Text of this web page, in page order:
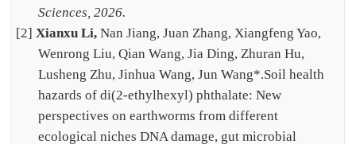
Sciences, 2026.
[2]Xianxu Li, Nan Jiang, Juan Zhang, Xiangfeng Yao,
Wenrong Liu, Qian Wang, Jia Ding, Zhuran Hu,
Lusheng Zhu, Jinhua Wang, Jun Wang*.Soil health
hazards of di(2-ethylhexyl) phthalate: New
perspectives on earthworms from different
ecological niches DNA damage, gut microbial